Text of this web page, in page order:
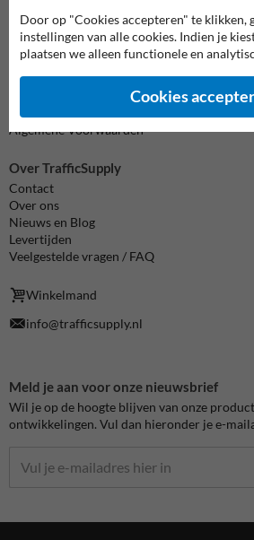
Informatie
Product(en) retourneren
Cookie / Privacy
Sitemap
Algemene Voorwaarden
Over TrafficSupply
Contact
Over ons
Nieuws en Blog
Levertijden
Veelgestelde vragen / FAQ
Winkelmand
info@trafficsupply.nl
Meld je aan voor onze nieuwsbrief
Wil je op de hoogte blijven van onze
ontwikkelingen. Vul dan hieronder je e-
Door op "Cookies accepteren" te klikken,
instellingen van alle cookies. Indien je
plaatsen we alleen functionele en
Cookies